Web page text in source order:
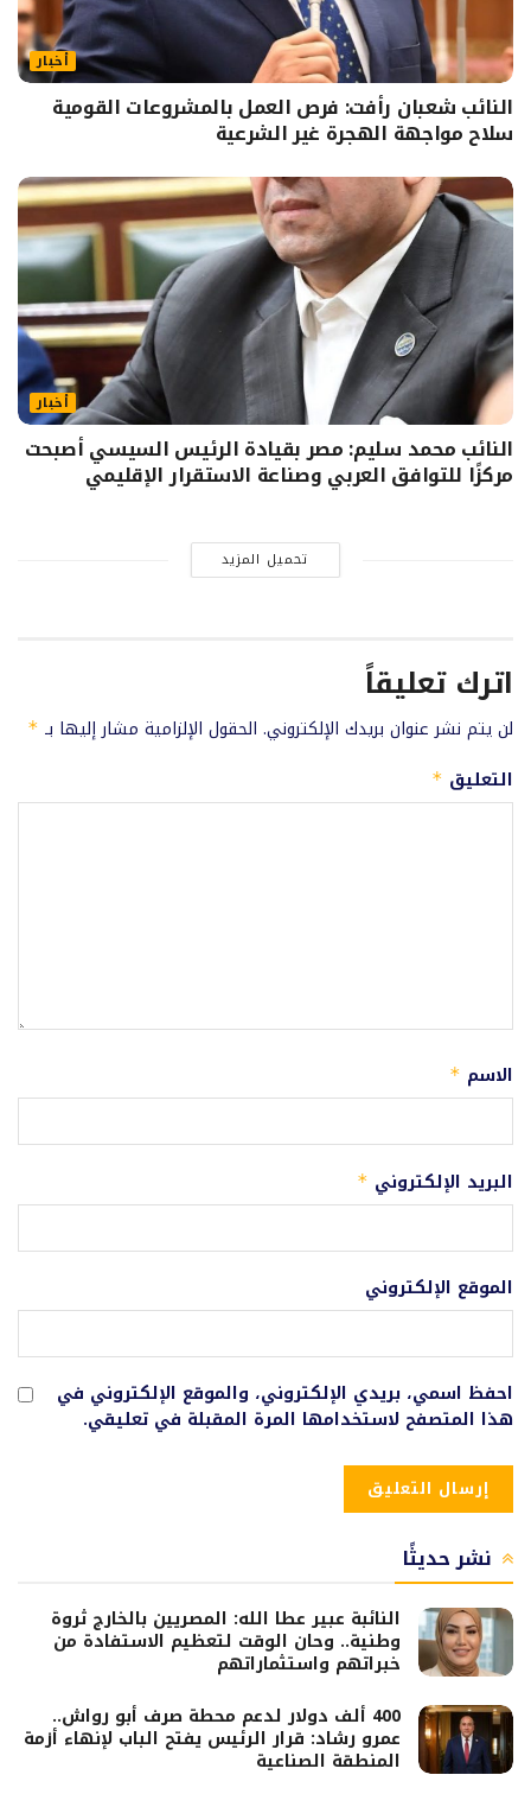
أخبار
النائب شعبان رأفت: فرص العمل بالمشروعات القومية
سلاح مواجهة الهجرة غير الشرعية
أخبار
النائب محمد سليم: مصر بقيادة الرئيس السيسي أصبحت
مركزًا للتوافق العربي وصناعة الاستقرار الإقليمي
تحميل المزيد
اترك تعليقاً
لن يتم نشر عنوان بريدك الإلكتروني. الحقول الإلزامية مشار إليها بـ *
التعليق *
الاسم *
البريد الإلكتروني *
الموقع الإلكتروني
احفظ اسمي، بريدي الإلكتروني، والموقع الإلكتروني في
هذا المتصفح لاستخدامها المرة المقبلة في تعليقي.
نشر حديثًا
النائبة عبير عطا الله: المصريين بالخارج ثروة
وطنية.. وحان الوقت لتعظيم الاستفادة من
خبراتهم واستثماراتهم
400 ألف دولار لدعم محطة صرف أبو رواش..
عمرو رشاد: قرار الرئيس يفتح الباب لإنهاء أزمة
المنطقة الصناعية